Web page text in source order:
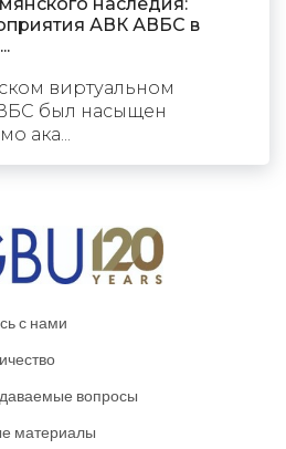
наследия:
АВК АВБС в
виртуальном
был насыщен
ака...
с нами
вопросы
материалы